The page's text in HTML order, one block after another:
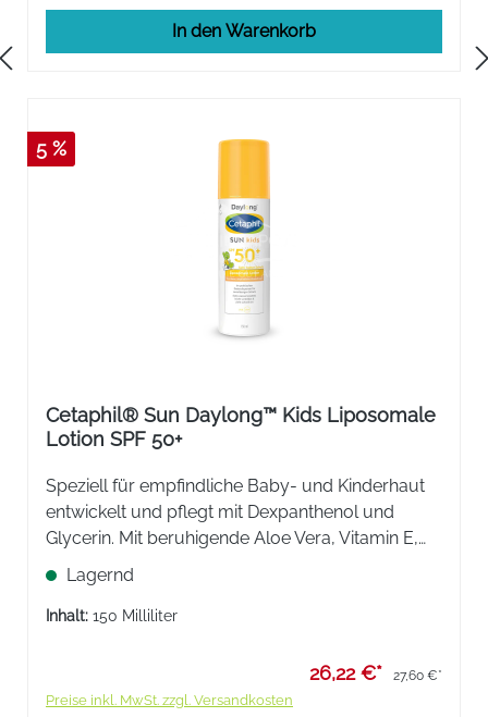
In den Warenkorb
5 %
Cetaphil® Sun Daylong™ Kids Liposomale
Lotion SPF 50+
Speziell für empfindliche Baby- und Kinderhaut
entwickelt und pflegt mit Dexpanthenol und
Glycerin. Mit beruhigende Aloe Vera, Vitamin E,
sofortigem UVA- und UVB-Schutz , effektiven
Zellschutz und beugen sonnenbedingter
Hautalterung vor.
Lagernd
Inhalt: 150 Milliliter
26,22 €* 27,60 €*
Preise inkl. MwSt. zzgl. Versandkosten